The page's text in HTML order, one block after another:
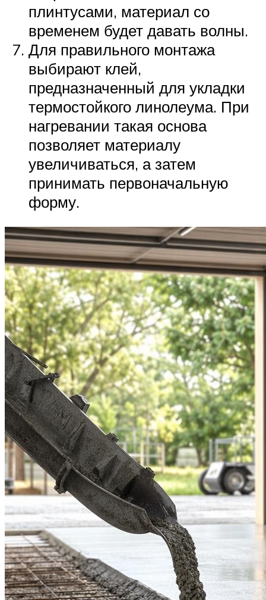
плинтусами, материал со
временем будет давать волны.
Для правильного монтажа
выбирают клей,
предназначенный для укладки
термостойкого линолеума. При
нагревании такая основа
позволяет материалу
увеличиваться, а затем
принимать первоначальную
форму.